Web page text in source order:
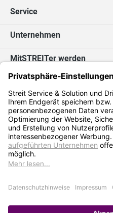
Service
Unternehmen
MitSTREITer werden
Kontakt
Social Media
* Alle Preise exkl. MwSt. zzgl.